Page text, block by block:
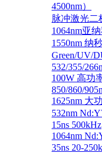
4500nm）
脉冲激光二
1064nm亚
1550nm 纳
Green/UV/
532/355/
100W 高功
850/860/
1625nm 大
532nm
15ns 500kHz
1064nm
35ns 20-